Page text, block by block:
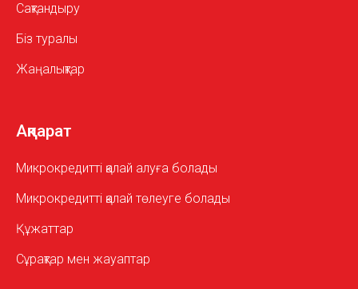
Сақтандыру
Біз туралы
Жаңалықтар
Ақпарат
Микрокредитті қалай алуға болады
Микрокредитті қалай төлеуге болады
Құжаттар
Сұрақтар мен жауаптар